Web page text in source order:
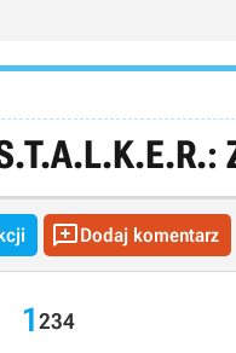
Dodaj komentarz
1234